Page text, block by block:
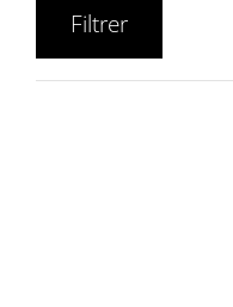
Filtrer